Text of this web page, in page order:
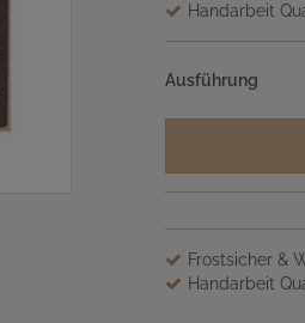
Handarbeit
Ausführung
Frostsicher &
Handarbeit